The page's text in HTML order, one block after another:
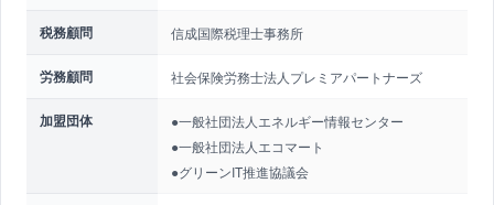
税務顧問 信成国際税理士事務所
労務顧問 社会保険労務士法人プレミアパートナーズ
加盟団体
●一般社団法人エネルギー情報センター
●一般社団法人エコマート
●グリーンIT推進協議会